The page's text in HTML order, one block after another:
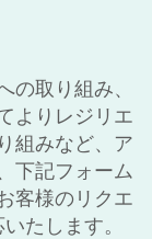
取り組み、
よりレジリエ
組みなど、ア
下記フォーム
客様のリクエ
たします。